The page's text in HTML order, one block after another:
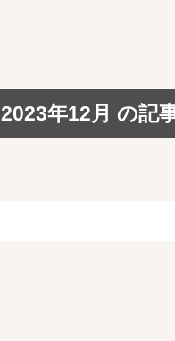
2023年12月 の記